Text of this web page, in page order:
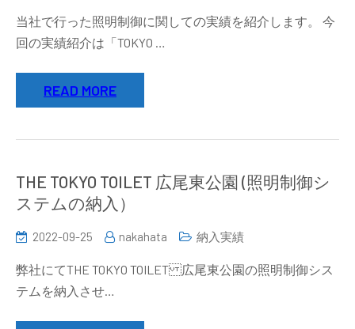
当社で行った照明制御に関しての実績を紹介します。 今
回の実績紹介は「TOKYO …
READ MORE
THE TOKYO TOILET 広尾東公園 (照明制御シ
ステムの納入）
2022-09-25 nakahata 納入実績
弊社にてTHE TOKYO TOILET 広尾東公園の照明制御シス
テムを納入させ…